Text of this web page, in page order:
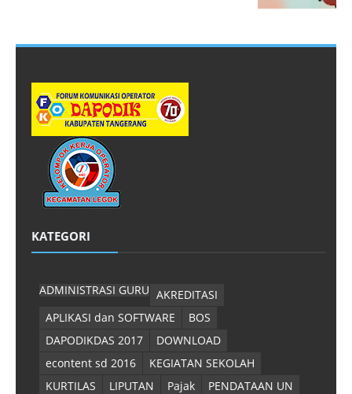
KATEGORI
ADMINISTRASI GURU AKREDITASI
APLIKASI dan SOFTWARE
BOS
DAPODIKDAS 2017
DOWNLOAD
econtent sd 2016
KEGIATAN SEKOLAH
KURTILAS
LIPUTAN Pajak
PENDATAAN UN